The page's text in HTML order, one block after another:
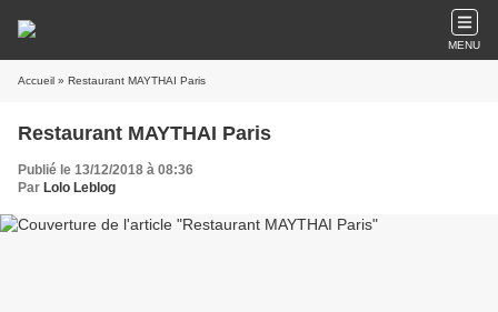
MENU
Accueil » Restaurant MAYTHAI Paris
Restaurant MAYTHAI Paris
Publié le 13/12/2018 à 08:36
Par Lolo Leblog